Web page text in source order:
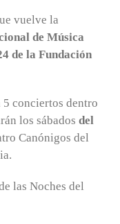
vuelve la
de Música
de la Fundación
5 conciertos dentro
los sábados del
Canónigos del
las Noches del